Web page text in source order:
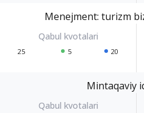
Menejment: turizm
25 5 20
Mintaqaviy